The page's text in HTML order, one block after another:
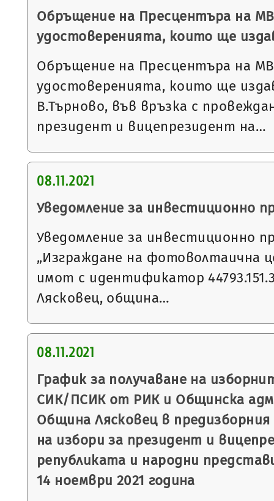
Обръщение на Пресцентъра на
удостоверенията, които ще
Обръщение на Пресцентъра на
удостоверенията, които ще
В.Търново, във връзка с
президент и вицепрезидент на…
08.11.2021
Уведомление за инвестиционно
Уведомление за инвестиционно
„Изграждане на фотоволтаична
имот с идентификатор
Лясковец, община…
08.11.2021
График за получаване на
СИК/ПСИК от РИК и Общинска
Община Лясковец в
на избори за президент и
републиката и народни
14 ноември 2021 година